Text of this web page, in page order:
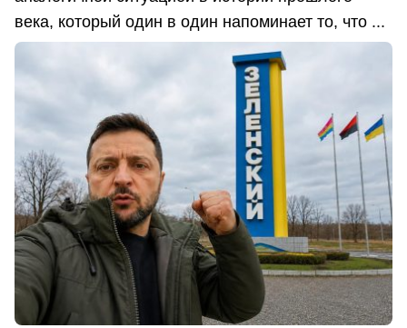
века, который один в один напоминает то, что ...